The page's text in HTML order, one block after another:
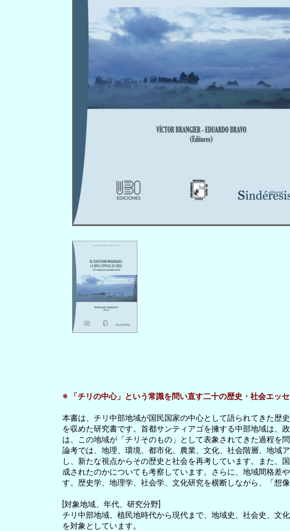
※ 「チリの中心」という常識を問い直す二十の歴史・社会エッ
本書は、チリ中部地域が国民国家の中心として語られてきた歴
を収めた研究書です。首都サンティアゴを擁する中部地域は、
は、この地域が「チリそのもの」として表象されてきた過程を
論考では、地理、環境、都市化、農業、文化、社会階層、地域
し、新たな視点からその歴史と社会を再考しています。また、
成されたのかについても考察しています。さらに、地域間格差
す。歴史学、地理学、社会学、文化研究を横断しながら、「想
[対象地域、年代、研究分野]
チリ中部地域、植民地時代から現代まで、地域史、社会史、文
を対象としています。